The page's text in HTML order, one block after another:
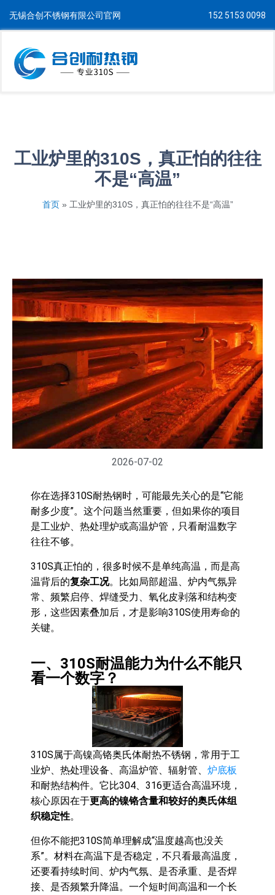
无锡合创不锈钢有限公司官网 152 5153 0098
工业炉里的310S，真正怕的往往
不是“高温”
首页 » 工业炉里的310S，真正怕的往往不是“高温”
2026-07-02
你在选择310S耐热钢时，可能最先关心的是“它能
耐多少度”。这个问题当然重要，但如果你的项目
是工业炉、热处理炉或高温炉管，只看耐温数字
往往不够。
310S真正怕的，很多时候不是单纯高温，而是高
温背后的复杂工况。比如局部超温、炉内气氛异
常、频繁启停、焊缝受力、氧化皮剥落和结构变
形，这些因素叠加后，才是影响310S使用寿命的
关键。
一、310S耐温能力为什么不能只
看一个数字？
310S属于高镍高铬奥氏体耐热不锈钢，常用于工
业炉、热处理设备、高温炉管、辐射管、 炉底板
和耐热结构件。它比304、316更适合高温环境，
核心原因在于更高的镍铬含量和较好的奥氏体组
织稳定性。
但你不能把310S简单理解成“温度越高也没关
系”。材料在高温下是否稳定，不只看最高温度，
还要看持续时间、炉内气氛、是否承重、是否焊
接、是否频繁升降温。一个短时间高温和一个长